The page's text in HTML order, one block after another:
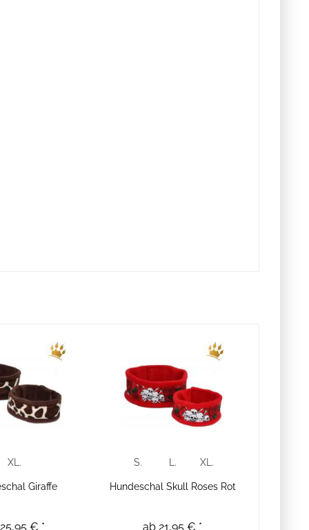
XL.
Giraffe
€ *
S. L. XL.
Hundeschal Skull Roses Rot
ab 21,95 € *